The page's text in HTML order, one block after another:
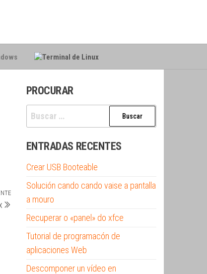
Siguiente
PROCURAR
Buscar:
ENTRADAS RECENTES
Crear USB Booteable
Solución cando cando vaise a pantalla
a mouro
Recuperar o «panel» do xfce
Tutorial de programacón de
aplicaciones Web
Descomponer un vídeo en